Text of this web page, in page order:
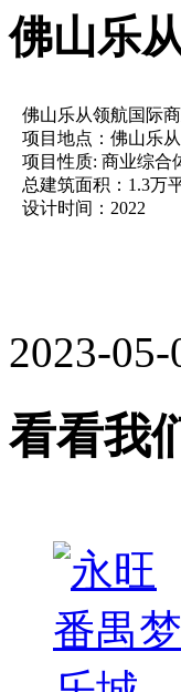
佛山乐
佛山乐从领航国
项目地点：佛山乐从
项目性质: 商业综合
总建筑面积 ：1.3万
设计时间 ：2022
2023-
看看我